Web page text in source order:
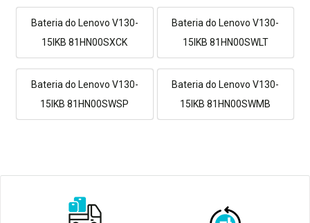
Bateria do Lenovo V130-
15IKB 81HN00SXCK
Bateria do Lenovo V130-
15IKB 81HN00SWLT
Bateria do Lenovo V130-
15IKB 81HN00SWSP
Bateria do Lenovo V130-
15IKB 81HN00SWMB